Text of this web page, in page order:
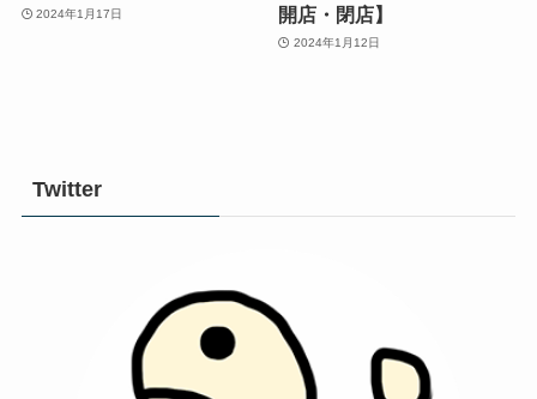
2024年1月17日 開店・閉店】
2024年1月12日
Twitter